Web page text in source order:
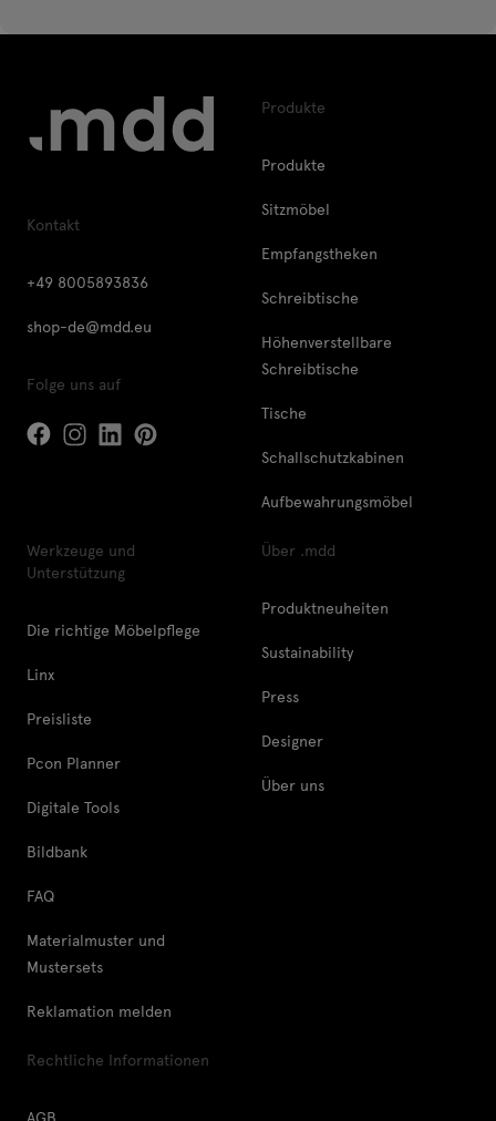
Kontakt
+49 8005893836
shop-de@mdd.eu
Folge uns auf
Produkte
Produkte
Sitzmöbel
Empfangstheken
Schreibtische
Höhenverstellbare
Schreibtische
Tische
Schallschutzkabinen
Aufbewahrungsmöbel
Werkzeuge und
Unterstützung
Die richtige Möbelpflege
Linx
Preisliste
Pcon Planner
Digitale Tools
Bildbank
FAQ
Materialmuster und
Mustersets
Reklamation melden
Über .mdd
Produktneuheiten
Sustainability
Press
Designer
Über uns
Rechtliche Informationen